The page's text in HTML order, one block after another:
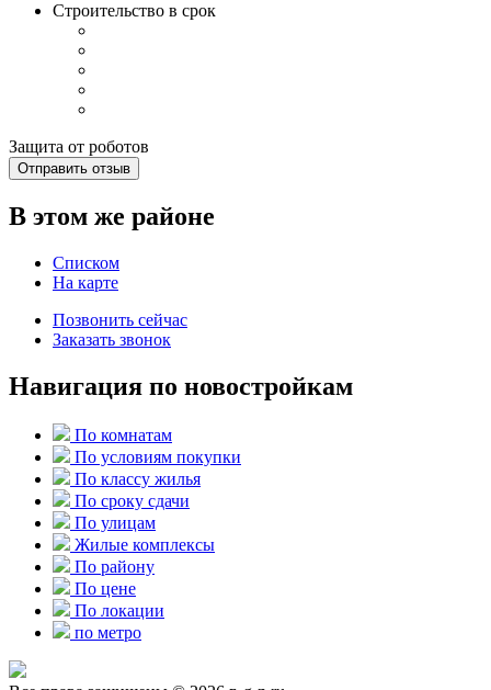
Строительство в срок
Защита от роботов
Отправить отзыв
В этом же районе
Списком
На карте
Позвонить сейчас
Заказать звонок
Навигация по новостройкам
По комнатам
По условиям покупки
По классу жилья
По сроку сдачи
По улицам
Жилые комплексы
По району
По цене
По локации
по метро